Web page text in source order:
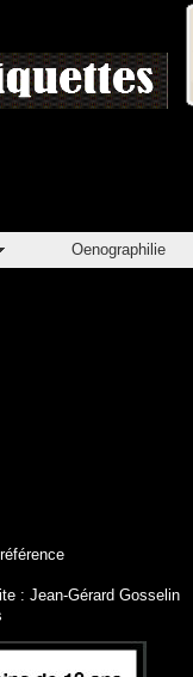
Oenographilie
: Jean-Gérard Gosselin